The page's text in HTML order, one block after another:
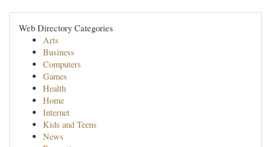
Web Directory Categories
Arts
Business
Computers
Games
Health
Home
Internet
Kids and Teens
News